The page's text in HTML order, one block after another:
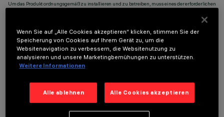
Um das Produkt ordnungsgemäß zu installieren und zu betreiben, muss eines der erforderlichen
OPTIONALE KOMPONENTEN
Wenn Sie auf „Alle Cookies akzeptieren“ klicken, stimmen Sie der
Speicherung von Cookies auf Ihrem Gerät zu, um die
Websitenavigation zu verbessern, die Websitenutzung zu
analysieren und unsere Marketingbemühungen zu unterstützen.
Weitere Informationen
Alle ablehnen Alle Cookies akzeptieren